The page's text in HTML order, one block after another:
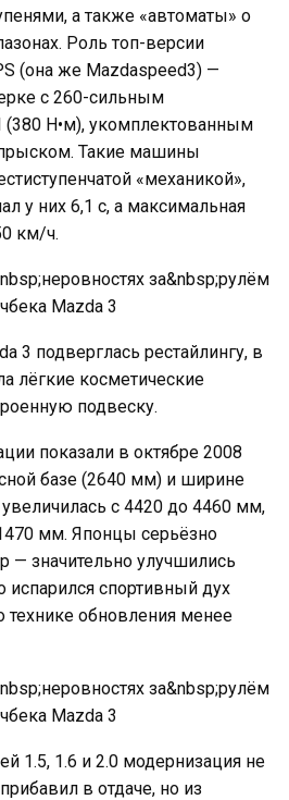
а также «автоматы» о
Роль топ-версии
(она же Mazdaspeed3) —
с 260-сильным
(380 Н•м), укомплектованным
Такие машины
«механикой»,
у них 6,1 с, а максимальная
км/ч.
3 подверглась рестайлингу, в
лёгкие косметические
подвеску.
показали в октябре 2008
базе (2640 мм) и ширине
с 4420 до 4460 мм,
мм. Японцы серьёзно
— значительно улучшились
испарился спортивный дух
обновления менее
1.5, 1.6 и 2.0 модернизация не
в отдаче, но из